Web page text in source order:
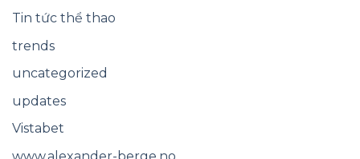
Tin tức thể thao
trends
uncategorized
updates
Vistabet